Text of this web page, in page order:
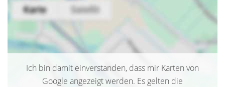
Ich bin damit einverstanden, dass mir Karten von
Google angezeigt werden. Es gelten die